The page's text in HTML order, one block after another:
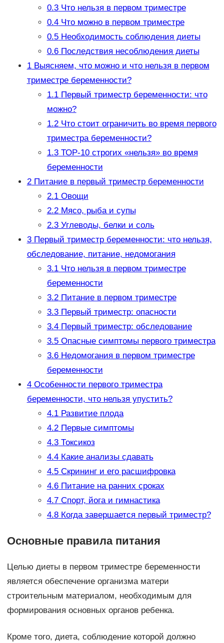
0.3Что нельзя в первом триместре
0.4Что можно в первом триместре
0.5Необходимость соблюдения диеты
0.6Последствия несоблюдения диеты
1Выясняем, что можно и что нельзя в первом
триместре беременности?
1.1Первый триместр беременности: что
можно?
1.2Что стоит ограничить во время первого
триместра беременности?
1.3ТОР-10 строгих «нельзя» во время
беременности
2Питание в первый триместр беременности
2.1Овощи
2.2Мясо, рыба и супы
2.3Углеводы, белки и соль
3Первый триместр беременности: что нельзя,
обследование, питание, недомогания
3.1Что нельзя в первом триместре
беременности
3.2Питание в первом триместре
3.3Первый триместр: опасности
3.4Первый триместр: обследование
3.5Опасные симптомы первого триместра
3.6Недомогания в первом триместре
беременности
4Особенности первого триместра
беременности, что нельзя упустить?
4.1Развитие плода
4.2Первые симптомы
4.3Токсикоз
4.4Какие анализы сдавать
4.5Скрининг и его расшифровка
4.6Питание на ранних сроках
4.7Спорт, йога и гимнастика
4.8Когда завершается первый триместр?
Основные правила питания
Целью диеты в первом триместре беременности
является обеспечение организма матери
строительным материалом, необходимым для
формирования основных органов ребенка.
Кроме того, диета, соблюдение которой должно